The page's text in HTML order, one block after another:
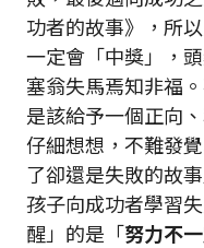
功者的故事》，所
一定會「中獎」，
塞翁失馬焉知非福
是該給予一個正向
仔細想想，不難發
了卻還是失敗的故
孩子向成功者學習
醒」的是「努力不